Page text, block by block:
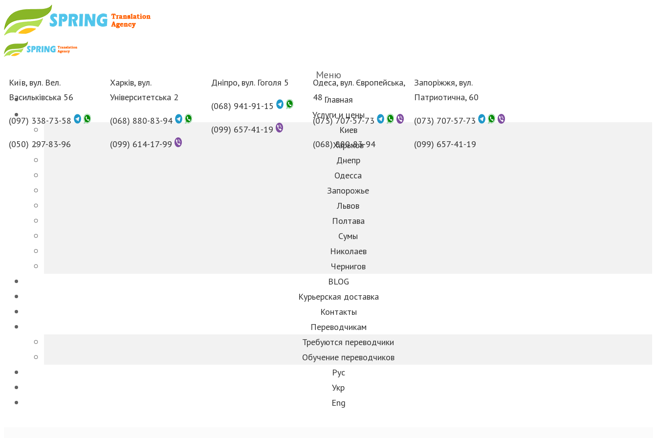
Київ, вул. Вел.
Васильківська 56
(097) 338-73-58
(050) 297-83-96
Харків, вул.
Університетська 2
(068) 880-83-94
(099) 614-17-99
Дніпро, вул. Гоголя 5
(068) 941-91-15
(099) 657-41-19
Одеса, вул. Європейська,
48
(073) 707-57-73
(068) 880-83-94
Запоріжжя, вул.
Патриотична, 60
(073) 707-57-73
(099) 657-41-19
Меню
Главная
Услуги и цены
Киев
Харьков
Днепр
Одесса
Запорожье
Львов
Полтава
Сумы
Николаев
Чернигов
BLOG
Курьерская доставка
Контакты
Переводчикам
Требуются переводчики
Обучение переводчиков
Рус
Укр
Eng